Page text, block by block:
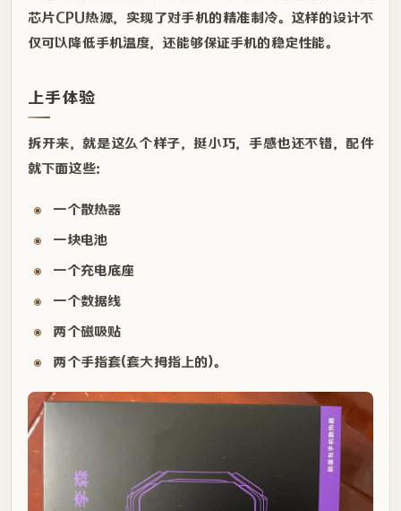
芯片CPU热源，实现了对手机的精准制冷。这样的设计不
仅可以降低手机温度，还能够保证手机的稳定性能。
上手体验
拆开来，就是这么个样子，挺小巧，手感也还不错，配件
就下面这些：
一个散热器
一块电池
一个充电底座
一个数据线
两个磁吸贴
两个手指套(套大拇指上的)。